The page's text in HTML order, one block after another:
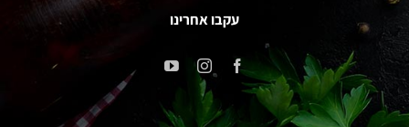
עקבו אחרינו